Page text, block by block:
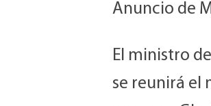
Anuncio de
El ministro
se reunirá el